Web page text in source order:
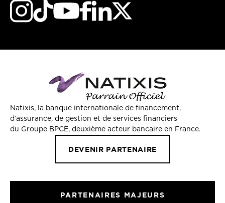
Natixis, la banque internationale de financement,
d’assurance, de gestion et de services financiers
du Groupe BPCE, deuxième acteur bancaire en France.
DEVENIR PARTENAIRE
PARTENAIRES MAJEURS